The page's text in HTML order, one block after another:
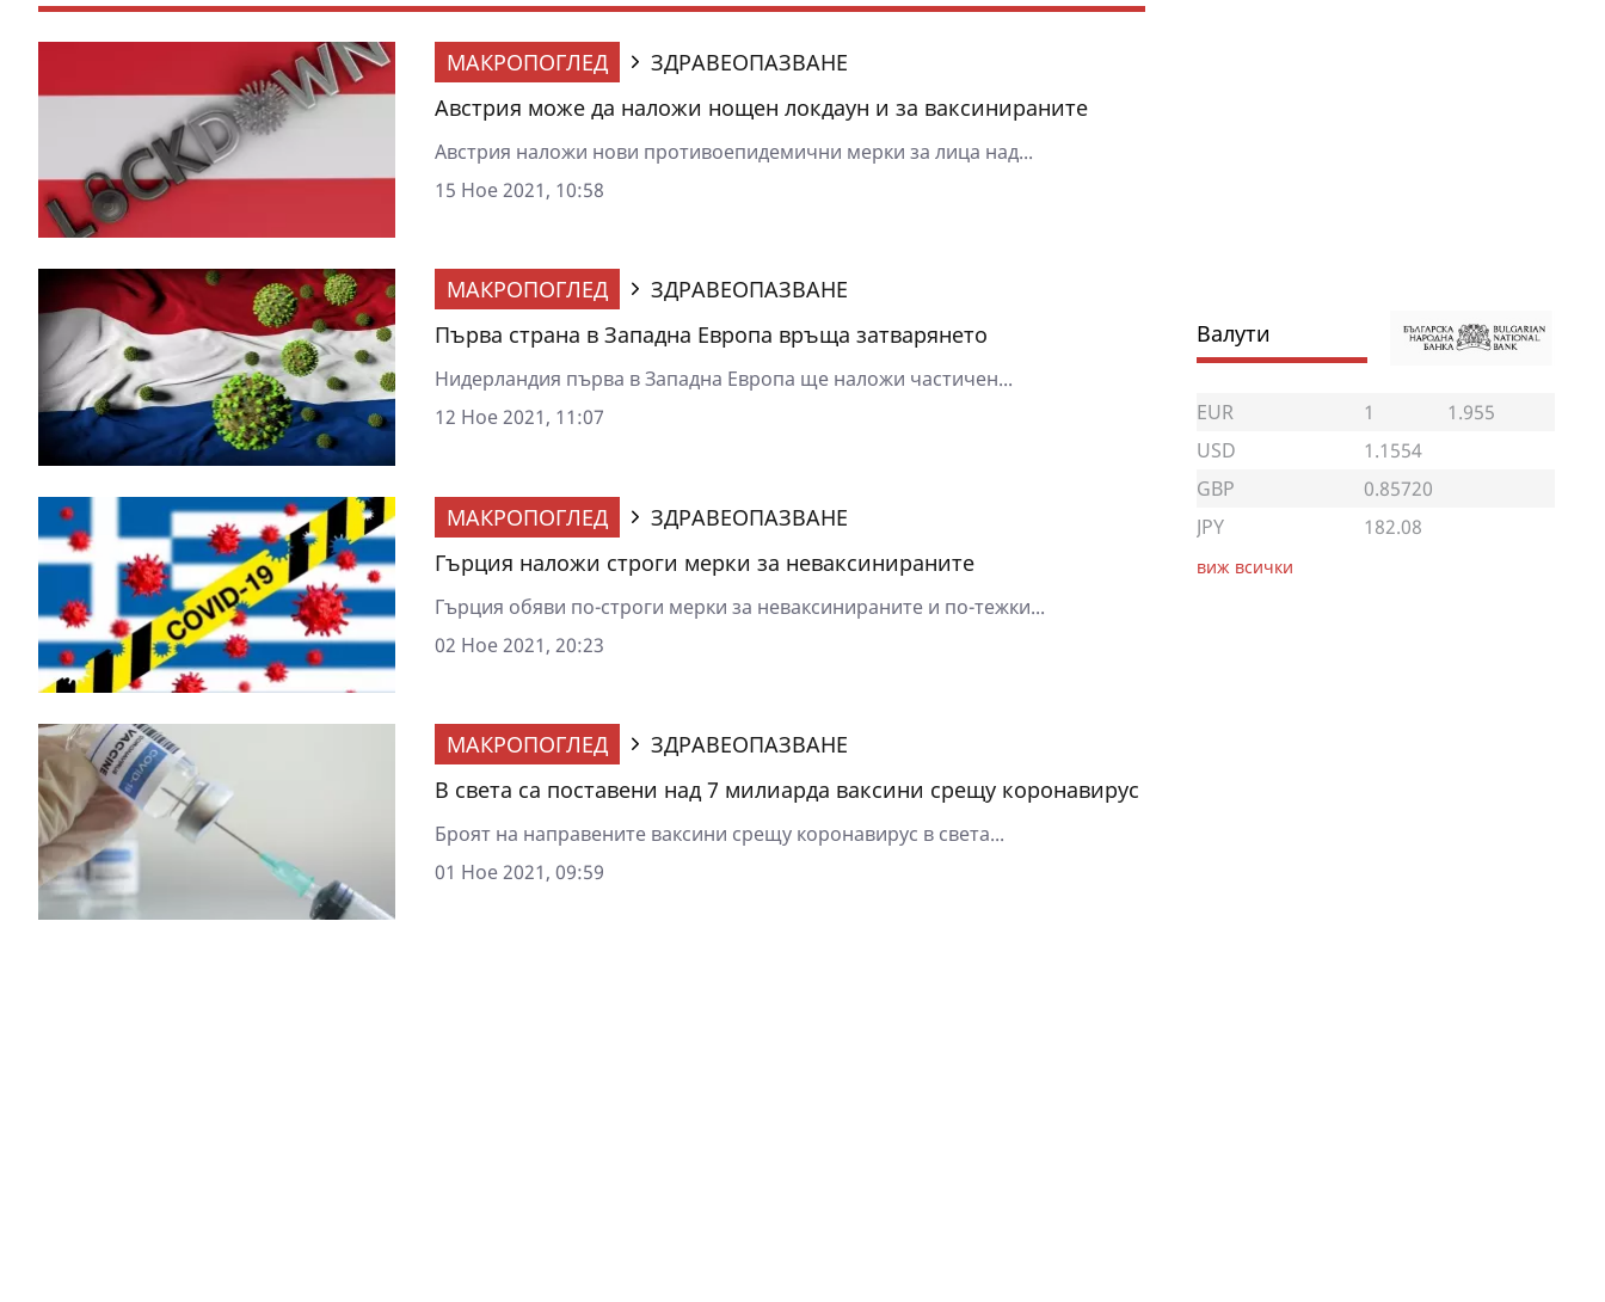
МАКРОПОГЛЕД
ЗДРАВЕОПАЗВАНЕ
Австрия може да наложи нощен локдаун и за ваксинираните
Австрия наложи нови противоепидемични мерки за лица над...
15 Ное 2021, 10:58
МАКРОПОГЛЕД
ЗДРАВЕОПАЗВАНЕ
Първа страна в Западна Европа връща затварянето
Нидерландия първа в Западна Европа ще наложи частичен...
12 Ное 2021, 11:07
МАКРОПОГЛЕД
ЗДРАВЕОПАЗВАНЕ
Гърция наложи строги мерки за неваксинираните
Гърция обяви по-строги мерки за неваксинираните и по-тежки...
02 Ное 2021, 20:23
МАКРОПОГЛЕД
ЗДРАВЕОПАЗВАНЕ
В света са поставени над 7 милиарда ваксини срещу коронавирус
Броят на направените ваксини срещу коронавирус в света...
01 Ное 2021, 09:59
Валути
EUR 1
1.955
USD
1.1554
GBP
0.85720
JPY
182.08
виж всички